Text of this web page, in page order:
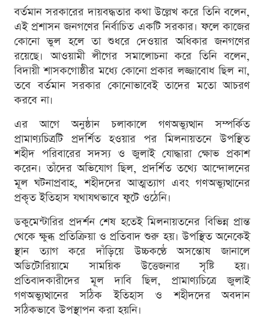
বর্তমান সরকারের দায়বদ্ধতার কথা উল্লেখ করে তিনি বলেন,
এই প্রশাসন জনগণের নির্বাচিত একটি সরকার। ফলে কাজের
কোনো ভুল হলে তা শুধরে দেওয়ার অধিকার জনগণের
রয়েছে। আওয়ামী লীগের সমালোচনা করে তিনি বলেন,
বিদায়ী শাসকগোষ্ঠীর মধ্যে কোনো প্রকার লজ্জাবোধ ছিল না,
তবে বর্তমান সরকার কোনোভাবেই তাদের মতো আচরণ
করবে না।
এর আগে অনুষ্ঠান চলাকালে গণঅভ্যুত্থান সম্পর্কিত
প্রামাণ্যচিত্রটি প্রদর্শিত হওয়ার পর মিলনায়তনে উপস্থিত
শহীদ পরিবারের সদস্য ও জুলাই যোদ্ধারা ক্ষোভ প্রকাশ
করেন। তাঁদের অভিযোগ ছিল, প্রদর্শিত তথ্যে আন্দোলনের
মূল ঘটনাপ্রবাহ, শহীদদের আত্মত্যাগ এবং গণঅভ্যুত্থানের
প্রকৃত ইতিহাস যথাযথভাবে ফুটে ওঠেনি।
ডকুমেন্টারির প্রদর্শন শেষ হতেই মিলনায়তনের বিভিন্ন প্রান্ত
থেকে ক্ষুব্ধ প্রতিক্রিয়া ও প্রতিবাদ শুরু হয়। উপস্থিত অনেকেই
স্থান ত্যাগ করে দাঁড়িয়ে উচ্চকণ্ঠে অসন্তোষ জানালে
অডিটোরিয়ামে সাময়িক উত্তেজনার সৃষ্টি হয়।
প্রতিবাদকারীদের মূল দাবি ছিল, প্রামাণ্যচিত্রে জুলাই
গণঅভ্যুত্থানের সঠিক ইতিহাস ও শহীদদের অবদান
সঠিকভাবে উপস্থাপন করা হয়নি।